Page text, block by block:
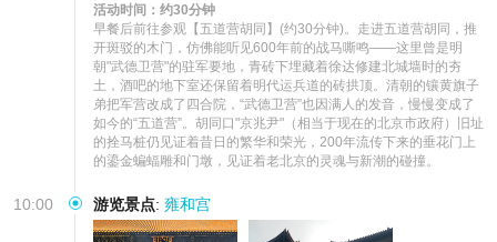
活动时间：约30分钟
早餐后前往参观【五道营胡同】(约30分钟)。走进五道营胡同，推
开斑驳的木门，仿佛能听见600年前的战马嘶鸣——这里曾是明
朝"武德卫营"的驻军要地，青砖下埋藏着徐达修建北城墙时的夯
土，酒吧的地下室还保留着明代运兵道的砖拱顶。清朝的镶黄旗子
弟把军营改成了四合院，“武德卫营”也因满人的发音，慢慢变成了
如今的“五道营”。胡同口"京兆尹"（相当于现在的北京市政府）旧址
的拴马桩仍见证着昔日的繁华和荣光，200年流传下来的垂花门上
的鎏金蝙蝠雕和门墩，见证着老北京的灵魂与新潮的碰撞。
10:00 游览景点: 雍和宫